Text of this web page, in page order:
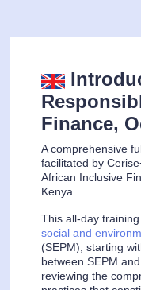
Finance,
A comprehensive
facilitated by
African Inclusive
Kenya.
This all-day
social and
(SEPM), starting
between SEPM
reviewing the